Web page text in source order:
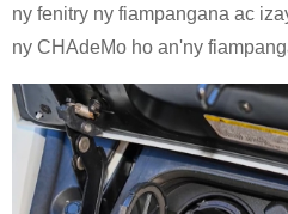
ny fenitry ny fiampangana ac
ny CHAdeMo ho an'ny